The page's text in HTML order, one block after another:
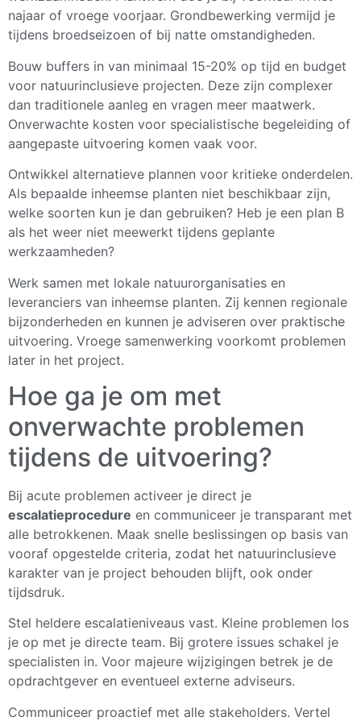
najaar of vroege voorjaar. Grondbewerking vermijd je
tijdens broedseizoen of bij natte omstandigheden.
Bouw buffers in van minimaal 15-20% op tijd en budget
voor natuurinclusieve projecten. Deze zijn complexer
dan traditionele aanleg en vragen meer maatwerk.
Onverwachte kosten voor specialistische begeleiding of
aangepaste uitvoering komen vaak voor.
Ontwikkel alternatieve plannen voor kritieke onderdelen.
Als bepaalde inheemse planten niet beschikbaar zijn,
welke soorten kun je dan gebruiken? Heb je een plan B
als het weer niet meewerkt tijdens geplante
werkzaamheden?
Werk samen met lokale natuurorganisaties en
leveranciers van inheemse planten. Zij kennen regionale
bijzonderheden en kunnen je adviseren over praktische
uitvoering. Vroege samenwerking voorkomt problemen
later in het project.
Hoe ga je om met
onverwachte problemen
tijdens de uitvoering?
Bij acute problemen activeer je direct je
escalatieprocedure en communiceer je transparant met
alle betrokkenen. Maak snelle beslissingen op basis van
vooraf opgestelde criteria, zodat het natuurinclusieve
karakter van je project behouden blijft, ook onder
tijdsdruk.
Stel heldere escalatieniveaus vast. Kleine problemen los
je op met je directe team. Bij grotere issues schakel je
specialisten in. Voor majeure wijzigingen betrek je de
opdrachtgever en eventueel externe adviseurs.
Communiceer proactief met alle stakeholders. Vertel